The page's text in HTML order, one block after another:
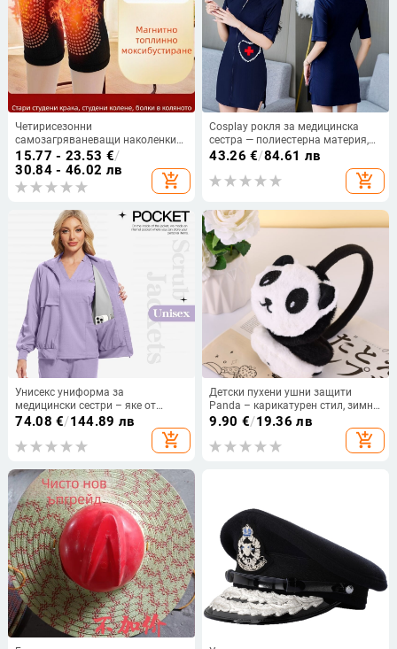
Четирисезонни
самозагряваневащи наколенки
за стави и топли крака за
възрастни
15.77 - 23.53 €/
30.84 - 46.02 лв
add_shopping_cart
Cosplay рокля за медицинска
сестра — полиестерна материя,
стояща яка, къс ръкав,
влагоотводяща функция, 90–95%
полиестер
43.26 €/84.61 лв
add_shopping_cart
Унисекс униформа за
медицински сестри – яке от
chenille плат със спандексова
материя, ¾ ръкави, пухена яка,
антирадиационна
74.08 €/144.89 лв
add_shopping_cart
Детски пухени ушни защити
Panda – карикатурен стил, зимно
топло
9.90 €/19.36 лв
add_shopping_cart